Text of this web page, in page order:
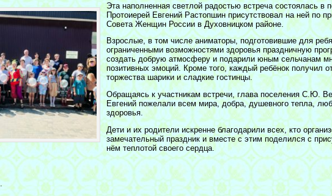
Эта наполненная светлой радостью встреча состоялась в
Протоиерей Евгений Растопшин присутствовал на ней по
Совета Женщин России в Духовницком районе.
Взрослые, в том числе аниматоры, подготовившие для
ограниченными возможностями здоровья праздничную
создать добрую атмосферу и подарили юным сельчанам
позитивных эмоций. Кроме того, каждый ребёнок получил
торжества шарики и сладкие гостинцы.
Обращаясь к участникам встречи, глава поселения С.Ю.
Евгений пожелали всем мира, добра, душевного тепла,
здоровья.
Дети и их родители искренне благодарили всех, кто
замечательный праздник и вместе с этим поделился с
нём теплотой своего сердца.